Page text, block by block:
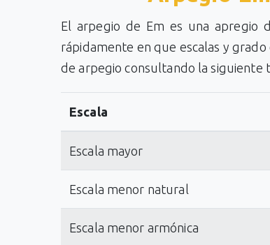
El arpegio de Em es una apregio
rápidamente en que escalas y
de arpegio consultando la siguiente
Escala
Escala mayor
Escala menor natural
Escala menor armónica